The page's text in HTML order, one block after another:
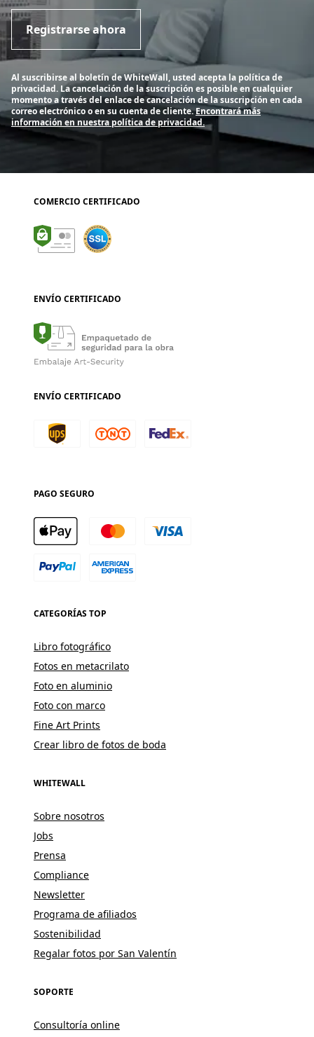
Registrarse ahora
Al suscribirse al boletín de WhiteWall, usted acepta la política de
privacidad. La cancelación de la suscripción es posible en cualquier
momento a través del enlace de cancelación de la suscripción en cada
correo electrónico o en su cuenta de cliente.Encontrará más
información en nuestra política de privacidad.
COMERCIO CERTIFICADO
ENVÍO CERTIFICADO
ENVÍO CERTIFICADO
PAGO SEGURO
CATEGORÍAS TOP
Libro fotográfico
Fotos en metacrilato
Foto en aluminio
Foto con marco
Fine Art Prints
Crear libro de fotos de boda
WHITEWALL
Sobre nosotros
Jobs
Prensa
Compliance
Newsletter
Programa de afiliados
Sostenibilidad
Regalar fotos por San Valentín
SOPORTE
Consultoría online